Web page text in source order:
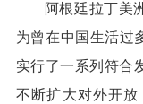
阿根廷拉丁美
为曾在中国生活过
实行了一系列符合
不断扩大对外开